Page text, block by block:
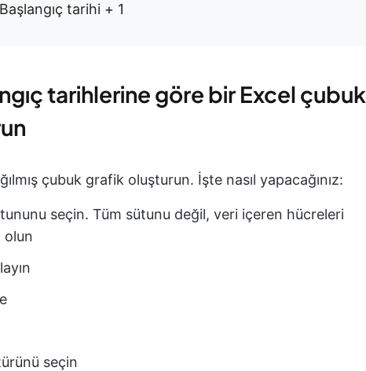
tarihi + 1
tarihlerine göre bir Excel çubuk
çubuk grafik oluşturun. İşte nasıl yapacağınız:
seçin. Tüm sütunu değil, veri içeren hücreleri
olun
seçin